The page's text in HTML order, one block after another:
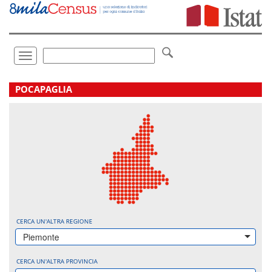
Vai
direttamente
Toggle
navigation
.
POCAPAGLIA
CERCA UN'ALTRA REGIONE
Piemonte
CERCA UN'ALTRA PROVINCIA